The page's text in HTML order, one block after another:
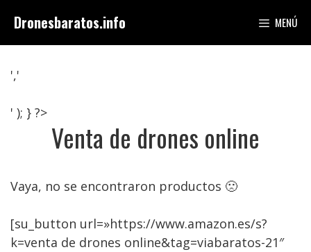
contenido
Dronesbaratos.info MENÚ
','
' ); } ?>
Venta de drones online
Vaya, no se encontraron productos 🙁
[su_button url=»https://www.amazon.es/s?
k=venta de drones online&tag=viabaratos-21″